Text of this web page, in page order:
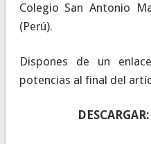
Colegio San Antonio
(Perú).
Dispones de un
potencias al final del